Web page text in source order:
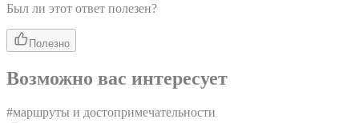
Был ли этот ответ полезен?
Полезно
Возможно вас интересует
#маршруты и достопримечательности